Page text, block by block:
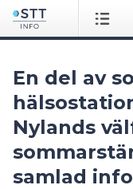
En del av
Nylands
samlad